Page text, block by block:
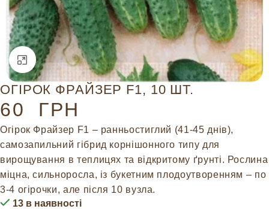
Натисніть, щоб збільшити
ОГІРОК ФРАЙЗЕР F1, 10 ШТ.
60 ГРН
Огірок Фрайзер F1 – ранньостиглий (41-45 днів),
самозапильний гібрид корнішонного типу для
вирощування в теплицях та відкритому ґрунті. Рослина
міцна, сильноросла, із букетним плодоутворенням – по
3-4 огірочки, але після 10 вузла.
13 в наявності